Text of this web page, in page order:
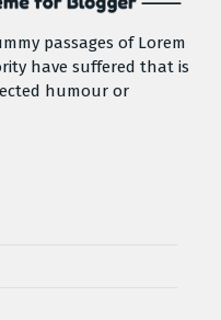
passages of Lorem
have suffered that is
humour or